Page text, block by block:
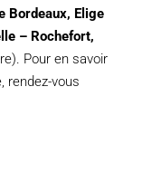
Bordeaux, Elige
– Rochefort,
Pour en savoir
rendez-vous